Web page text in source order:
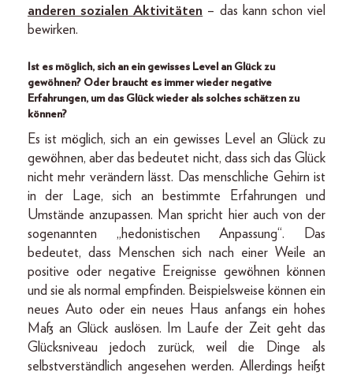
anderen sozialen Aktivitäten – das kann schon viel
bewirken.
Ist es möglich, sich an ein gewisses Level an Glück zu
gewöhnen? Oder braucht es immer wieder negative
Erfahrungen, um das Glück wieder als solches schätzen zu
können?
Es ist möglich, sich an ein gewisses Level an Glück zu
gewöhnen, aber das bedeutet nicht, dass sich das Glück
nicht mehr verändern lässt. Das menschliche Gehirn ist
in der Lage, sich an bestimmte Erfahrungen und
Umstände anzupassen. Man spricht hier auch von der
sogenannten „hedonistischen Anpassung“. Das
bedeutet, dass Menschen sich nach einer Weile an
positive oder negative Ereignisse gewöhnen können
und sie als normal empfinden. Beispielsweise können ein
neues Auto oder ein neues Haus anfangs ein hohes
Maß an Glück auslösen. Im Laufe der Zeit geht das
Glücksniveau jedoch zurück, weil die Dinge als
selbstverständlich angesehen werden. Allerdings heißt